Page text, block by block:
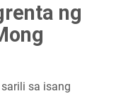
ng
sa isang